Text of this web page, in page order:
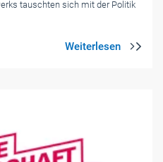
tauschten sich mit der Politik